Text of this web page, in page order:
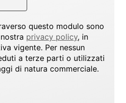
questo modulo sono
privacy policy, in
vigente. Per nessun
a terze parti o utilizzati
di natura commerciale.